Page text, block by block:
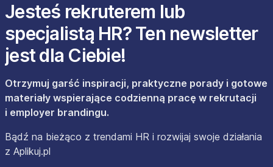
Jesteś rekruterem lub
specjalistą HR? Ten newsletter
jest dla Ciebie!
Otrzymuj garść inspiracji, praktyczne porady i gotowe
materiały wspierające codzienną pracę w rekrutacji
i employer brandingu.
Bądź na bieżąco z trendami HR i rozwijaj swoje działania
z Aplikuj.pl